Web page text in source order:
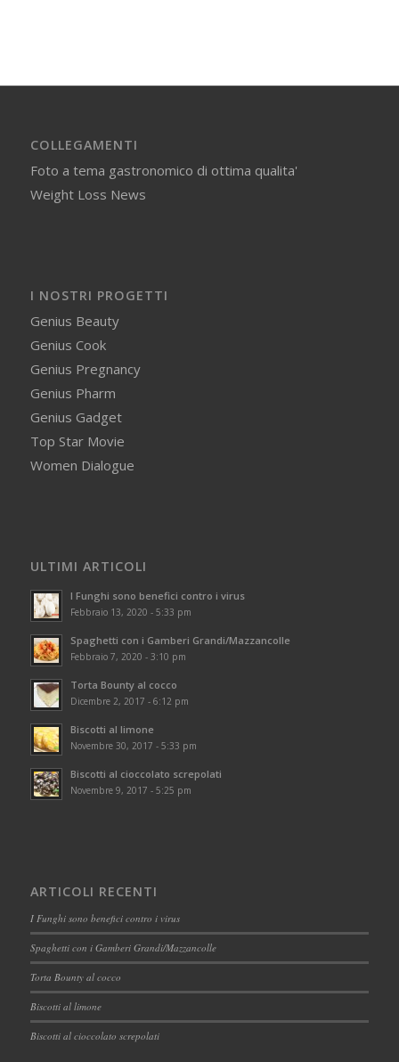
COLLEGAMENTI
Foto a tema gastronomico di ottima qualita'
Weight Loss News
I NOSTRI PROGETTI
Genius Beauty
Genius Cook
Genius Pregnancy
Genius Pharm
Genius Gadget
Top Star Movie
Women Dialogue
ULTIMI ARTICOLI
I Funghi sono benefici contro i virus
Febbraio 13, 2020 - 5:33 pm
Spaghetti con i Gamberi Grandi/Mazzancolle
Febbraio 7, 2020 - 3:10 pm
Torta Bounty al cocco
Dicembre 2, 2017 - 6:12 pm
Biscotti al limone
Novembre 30, 2017 - 5:33 pm
Biscotti al cioccolato screpolati
Novembre 9, 2017 - 5:25 pm
ARTICOLI RECENTI
I Funghi sono benefici contro i virus
Spaghetti con i Gamberi Grandi/Mazzancolle
Torta Bounty al cocco
Biscotti al limone
Biscotti al cioccolato screpolati